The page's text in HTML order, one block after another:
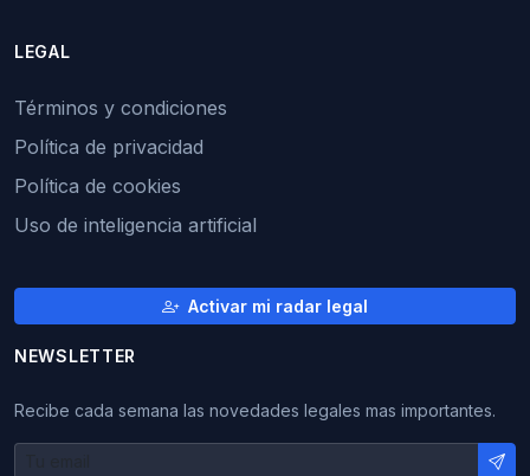
LEGAL
Términos y condiciones
Política de privacidad
Política de cookies
Uso de inteligencia artificial
Activar mi radar legal
NEWSLETTER
Recibe cada semana las novedades legales mas importantes.